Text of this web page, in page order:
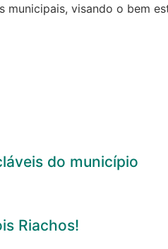
visando o bem
do município
Riachos!